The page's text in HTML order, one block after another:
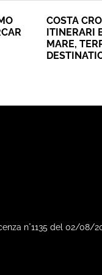
COSTA
ITINERARI
MARE,
n°1135 del 02/08/